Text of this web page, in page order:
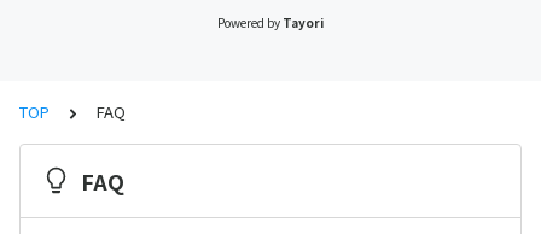
Powered by Tayori
TOP FAQ
FAQ